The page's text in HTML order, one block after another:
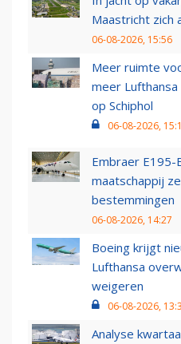
Maastricht zich
06-08-2026, 15:56
Meer ruimte
meer
op Schiphol
06-08-2026,
Embraer E195-
maatschappij
bestemmingen
06-08-2026, 14:27
Boeing krijgt
Lufthansa
weigeren
06-08-2026,
Analyse